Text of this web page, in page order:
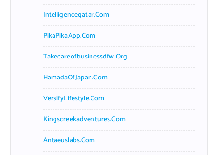
Intelligenceqatar.com
PikaPikaApp.com
Takecareofbusinessdfw.org
HamadaOfJapan.com
VersifyLifestyle.com
Kingscreekadventures.com
Antaeuslabs.com